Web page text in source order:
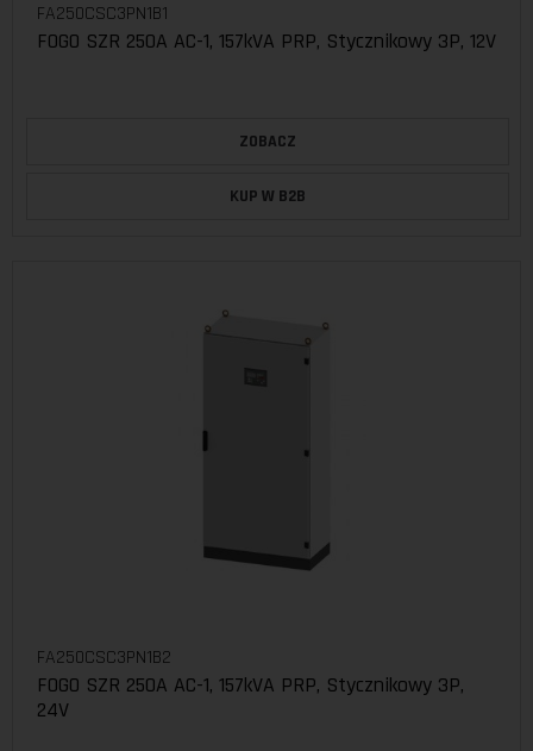
FA250CSC3PN1B1
FOGO SZR 250A AC-1, 157kVA PRP, Stycznikowy 3P, 12V
ZOBACZ
KUP W B2B
FA250CSC3PN1B2
FOGO SZR 250A AC-1, 157kVA PRP, Stycznikowy 3P,
24V